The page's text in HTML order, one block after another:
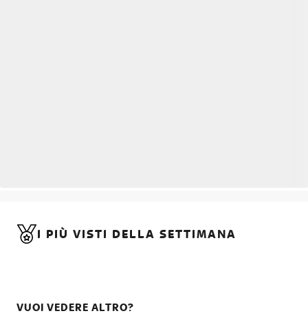
I PIÙ VISTI DELLA SETTIMANA
VUOI VEDERE ALTRO?